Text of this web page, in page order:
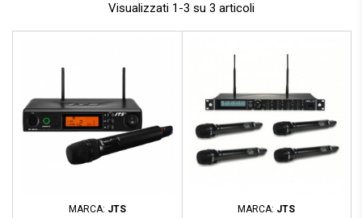
Visualizzati 1-3 su 3 articoli
MARCA: JTS MARCA: JTS